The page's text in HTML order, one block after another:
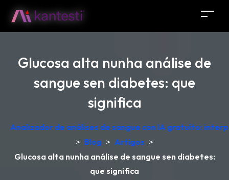
Glucosa alta nunha análise de
sangue sen diabetes: que
significa
Analizador de análises de sangue con IA gratuíto:
> Blog > Artigos >
Glucosa alta nunha análise de sangue sen diabetes:
que significa